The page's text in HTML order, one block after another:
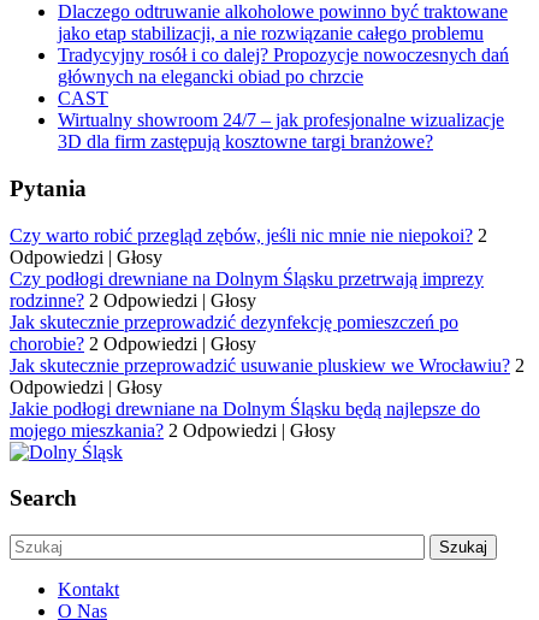
Dlaczego odtruwanie alkoholowe powinno być traktowane
jako etap stabilizacji, a nie rozwiązanie całego problemu
Tradycyjny rosół i co dalej? Propozycje nowoczesnych dań
głównych na elegancki obiad po chrzcie
CAST
Wirtualny showroom 24/7 – jak profesjonalne wizualizacje
3D dla firm zastępują kosztowne targi branżowe?
Pytania
Czy warto robić przegląd zębów, jeśli nic mnie nie niepokoi? 2
Odpowiedzi | Głosy
Czy podłogi drewniane na Dolnym Śląsku przetrwają imprezy
rodzinne? 2 Odpowiedzi | Głosy
Jak skutecznie przeprowadzić dezynfekcję pomieszczeń po
chorobie? 2 Odpowiedzi | Głosy
Jak skutecznie przeprowadzić usuwanie pluskiew we Wrocławiu? 2
Odpowiedzi | Głosy
Jakie podłogi drewniane na Dolnym Śląsku będą najlepsze do
mojego mieszkania? 2 Odpowiedzi | Głosy
Search
Kontakt
O Nas